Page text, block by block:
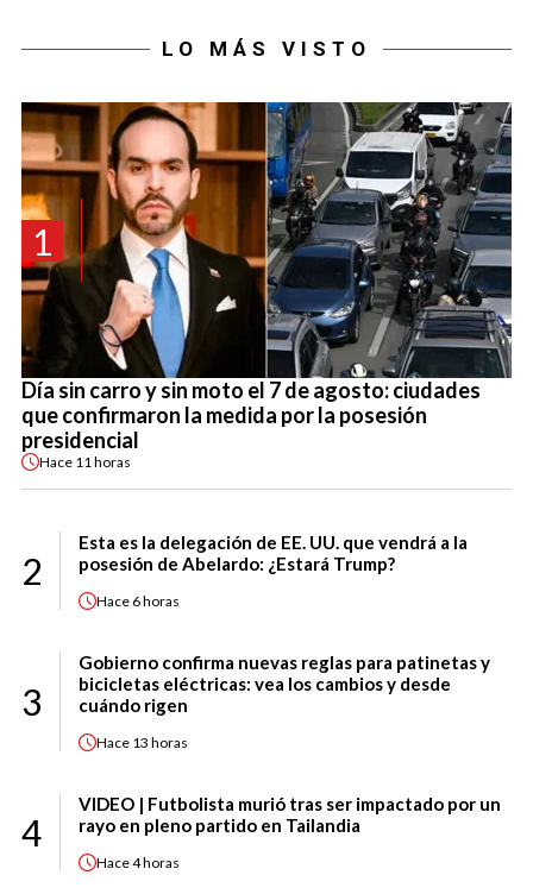
LO MÁS VISTO
1
Día sin carro y sin moto el 7 de agosto: ciudades
que confirmaron la medida por la posesión
presidencial
Hace 11 horas
2
Esta es la delegación de EE. UU. que vendrá a la
posesión de Abelardo: ¿Estará Trump?
Hace 6 horas
3
Gobierno confirma nuevas reglas para patinetas y
bicicletas eléctricas: vea los cambios y desde
cuándo rigen
Hace 13 horas
4
VIDEO | Futbolista murió tras ser impactado por un
rayo en pleno partido en Tailandia
Hace4 horas